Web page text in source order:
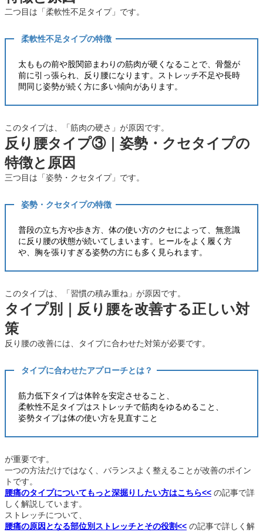
二つ目は「柔軟性不足タイプ」です。
柔軟性不足タイプの特徴
太ももの前や股関節まわりの筋肉が硬くなることで、骨盤が
前に引っ張られ、反り腰になります。ストレッチ不足や長時
間同じ姿勢が続く方に多い傾向があります。
このタイプは、「筋肉の硬さ」が原因です。
反り腰タイプ③｜姿勢・クセタイプの
特徴と原因
三つ目は「姿勢・クセタイプ」です。
姿勢・クセタイプの特徴
普段の立ち方や歩き方、体の使い方のクセによって、無意識
に反り腰の状態が続いてしまいます。ヒールをよく履く方
や、胸を張りすぎる姿勢の方にも多く見られます。
このタイプは、「習慣の積み重ね」が原因です。
タイプ別｜反り腰を改善する正しい対
策
反り腰の改善には、タイプに合わせた対策が必要です。
タイプに合わせたアプローチとは？
筋力低下タイプは体幹を安定させること、
柔軟性不足タイプはストレッチで筋肉をゆるめること、
姿勢タイプは体の使い方を見直すこと
が重要です。
一つの方法だけではなく、バランスよく整えることが改善のポイン
トです。
腰痛のタイプについてもっと深掘りしたい方はこちら<< の記事で詳
しく解説しています。
ストレッチについて、
腰痛の原因となる部位別ストレッチとその役割<< の記事で詳しく解